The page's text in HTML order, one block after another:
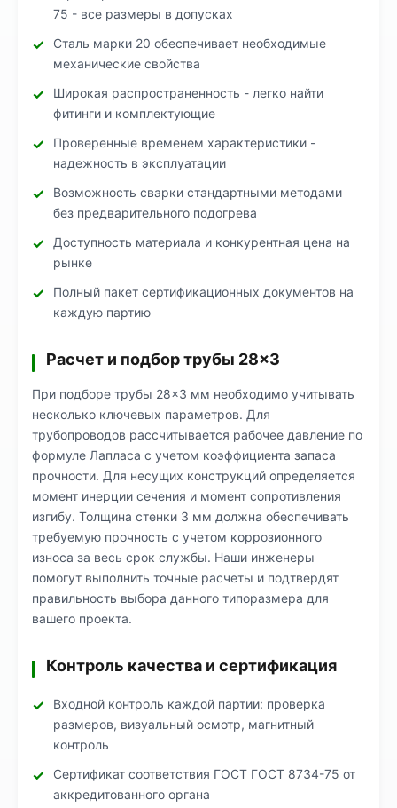
75 - все размеры в допусках
Сталь марки 20 обеспечивает необходимые
механические свойства
Широкая распространенность - легко найти
фитинги и комплектующие
Проверенные временем характеристики -
надежность в эксплуатации
Возможность сварки стандартными методами
без предварительного подогрева
Доступность материала и конкурентная цена на
рынке
Полный пакет сертификационных документов на
каждую партию
Расчет и подбор трубы 28×3
При подборе трубы 28×3 мм необходимо учитывать
несколько ключевых параметров. Для
трубопроводов рассчитывается рабочее давление по
формуле Лапласа с учетом коэффициента запаса
прочности. Для несущих конструкций определяется
момент инерции сечения и момент сопротивления
изгибу. Толщина стенки 3 мм должна обеспечивать
требуемую прочность с учетом коррозионного
износа за весь срок службы. Наши инженеры
помогут выполнить точные расчеты и подтвердят
правильность выбора данного типоразмера для
вашего проекта.
Контроль качества и сертификация
Входной контроль каждой партии: проверка
размеров, визуальный осмотр, магнитный
контроль
Сертификат соответствия ГОСТ ГОСТ 8734-75 от
аккредитованного органа